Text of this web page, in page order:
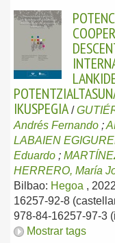
IKUSPEGIA /
Andrés Fernando ;
LABAIEN
Eduardo ;
HERRERO, María
Bilbao: Hegoa , 2022
16257-92-8
978-84-16257-97-3
Mostrar tags